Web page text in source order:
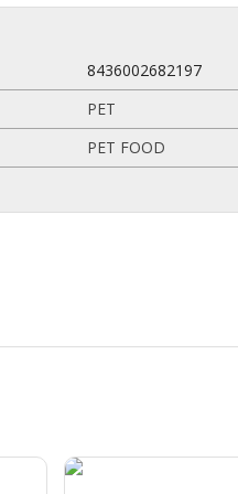
8436002682197
PET
PET FOOD